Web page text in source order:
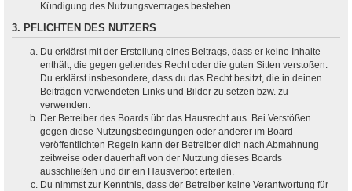
Kündigung des Nutzungsvertrages bestehen.
3. PFLICHTEN DES NUTZERS
Du erklärst mit der Erstellung eines Beitrags, dass er keine Inhalte
enthält, die gegen geltendes Recht oder die guten Sitten verstoßen.
Du erklärst insbesondere, dass du das Recht besitzt, die in deinen
Beiträgen verwendeten Links und Bilder zu setzen bzw. zu
verwenden.
Der Betreiber des Boards übt das Hausrecht aus. Bei Verstößen
gegen diese Nutzungsbedingungen oder anderer im Board
veröffentlichten Regeln kann der Betreiber dich nach Abmahnung
zeitweise oder dauerhaft von der Nutzung dieses Boards
ausschließen und dir ein Hausverbot erteilen.
Du nimmst zur Kenntnis, dass der Betreiber keine Verantwortung für